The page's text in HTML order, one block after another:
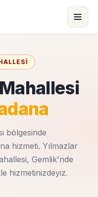
bölgesinde
hizmeti. Yılmazlar
Gemlik'nde
hizmetinizdeyiz.